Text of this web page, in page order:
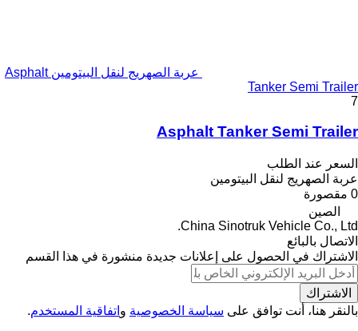
عربة الصهريج لنقل البيتومين Asphalt
Tanker Semi Trailer
7
Asphalt Tanker Semi Trailer
السعر عند الطلب
عربة الصهريج لنقل البيتومين
0 مقصورة
الصين
China Sinotruk Vehicle Co., Ltd.
الاتصال بالبائع
الاشتراك في الحصول على إعلانات جديدة منشورة في هذا القسم
الاشتراك
بالنقر هنا، أنت توافق على سياسة الخصوصية و اتفاقية المستخدم.